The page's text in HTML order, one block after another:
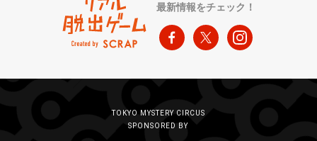
最新情報をチェック！
TOKYO MYSTERY CIRCUS
SPONSORED BY